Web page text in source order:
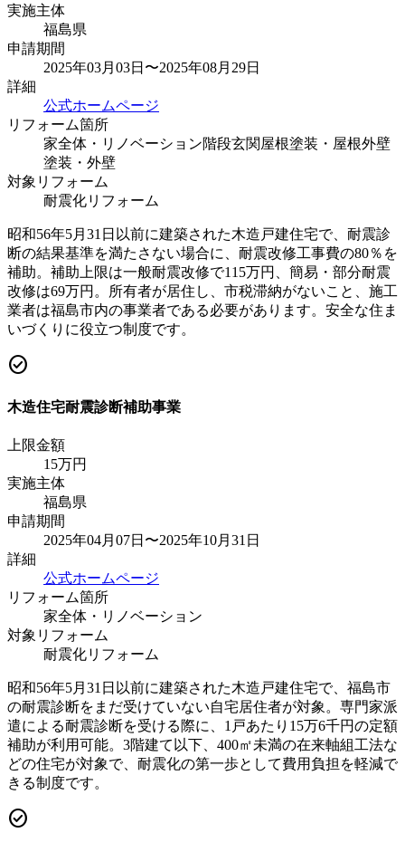
実施主体
福島県
申請期間
2025年03月03日〜2025年08月29日
詳細
公式ホームページ
リフォーム箇所
家全体・リノベーション階段玄関 屋根塗装・屋根外壁
塗装・外壁
対象リフォーム
耐震化リフォーム
昭和56年5月31日以前に建築された木造戸建住宅で、耐震診
断の結果基準を満たさない場合に、耐震改修工事費の80％を
補助。補助上限は一般耐震改修で115万円、簡易・部分耐震
改修は69万円。所有者が居住し、市税滞納がないこと、施工
業者は福島市内の事業者である必要があります。安全な住ま
いづくりに役立つ制度です。
check_circle
木造住宅耐震診断補助事業
上限金額
15万円
実施主体
福島県
申請期間
2025年04月07日〜2025年10月31日
詳細
公式ホームページ
リフォーム箇所
家全体・リノベーション
対象リフォーム
耐震化リフォーム
昭和56年5月31日以前に建築された木造戸建住宅で、福島市
の耐震診断をまだ受けていない自宅居住者が対象。専門家派
遣による耐震診断を受ける際に、1戸あたり15万6千円の定額
補助が利用可能。3階建て以下、400㎡未満の在来軸組工法な
どの住宅が対象で、耐震化の第一歩として費用負担を軽減で
きる制度です。
check_circle